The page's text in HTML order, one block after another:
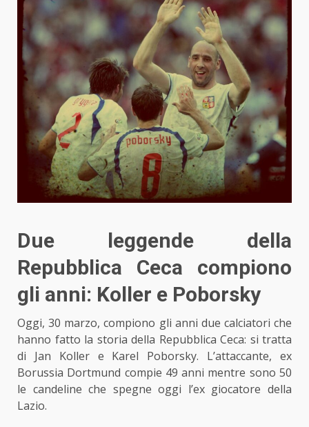
Due leggende della
Repubblica Ceca compiono
gli anni: Koller e Poborsky
Oggi, 30 marzo, compiono gli anni due calciatori che
hanno fatto la storia della Repubblica Ceca: si tratta
di Jan Koller e Karel Poborsky. L’attaccante, ex
Borussia Dortmund compie 49 anni mentre sono 50
le candeline che spegne oggi l’ex giocatore della
Lazio.